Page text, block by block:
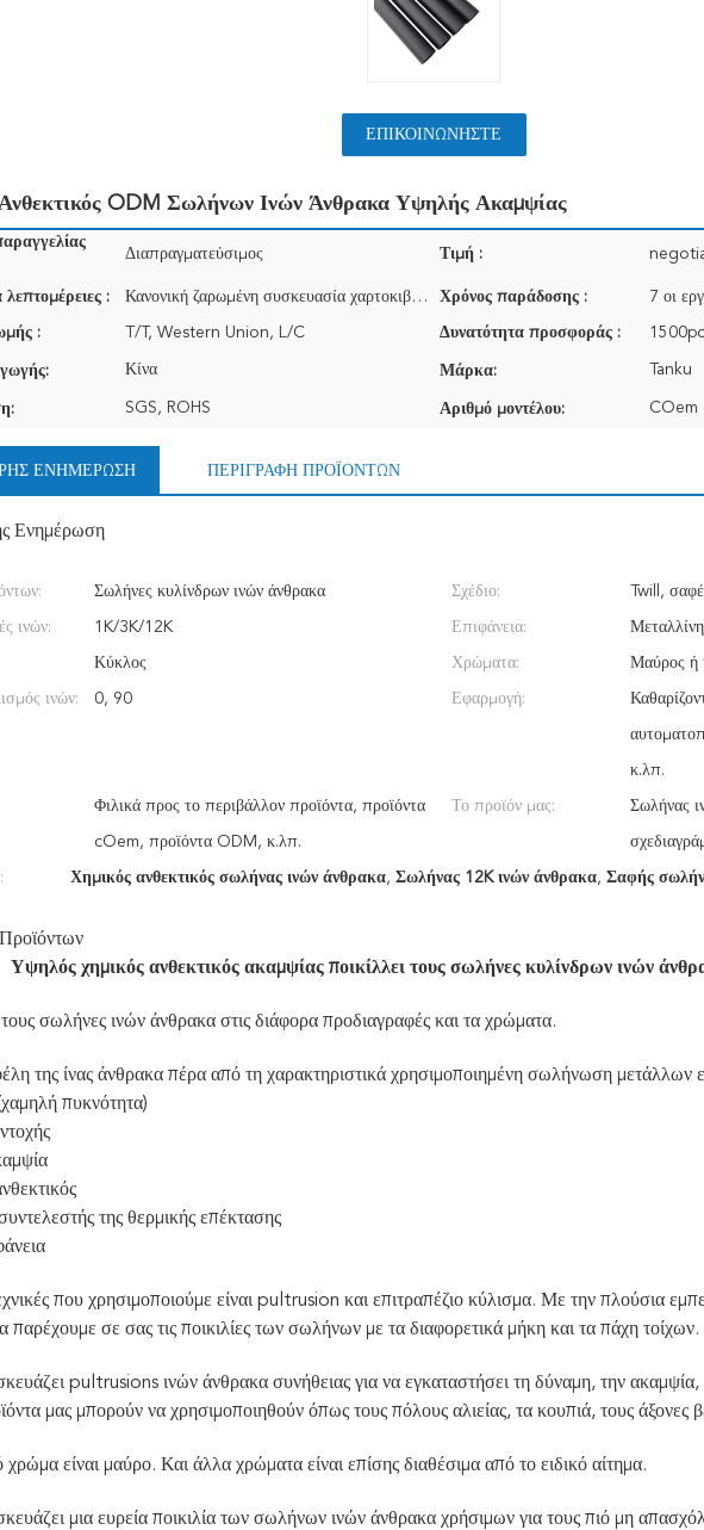
ΕΠΙΚΟΙΝΩΝΉΣΤΕ
ODM Σωλήνων Ινών Άνθρακα Υψηλής Ακαμψίας
Διαπραγματεύσιμος Τιμή :
: Κανονική ζαρωμένη συσκευασία χαρτοκιβωτίων για τη διεθνή αποστολή Χρόνος παράδοσης :
: T/T, Western Union, L/C Δυνατότητα προσφοράς :
Κίνα Μάρκα: Tanku
SGS, ROHS Αριθμό μοντέλου: COem
ΕΝΗΜΈΡΩΣΗ ΠΕΡΙΓΡΑΦΉ ΠΡΟΪΌΝΤΩΝ
Ενημέρωση
Σωλήνες κυλίνδρων ινών άνθρακα Σχέδιο: Twill,
ινών: 1K/3K/12K Επιφάνεια:
Κύκλος Χρώματα: Μαύρος ή
ινών: 0, 90 Εφαρμογή:
κ.λπ.
Φιλικά προς το περιβάλλον προϊόντα, προϊόντα
cOem, προϊόντα ODM, κ.λπ.
Το προϊόν μας: Σωλήνας
Χημικός ανθεκτικός σωλήνας ινών άνθρακα, Σωλήνας 12K ινών άνθρακα, Σαφής
Υψηλός χημικός ανθεκτικός ακαμψίας ποικίλλει τους σωλήνες κυλίνδρων ινών
σωλήνες ινών άνθρακα στις διάφορα προδιαγραφές και τα χρώματα.
της ίνας άνθρακα πέρα από τη χαρακτηριστικά χρησιμοποιημένη σωλήνωση μετάλλων
πυκνότητα)
της θερμικής επέκτασης
που χρησιμοποιούμε είναι pultrusion και επιτραπέζιο κύλισμα. Με την πλούσια
παρέχουμε σε σας τις ποικιλίες των σωλήνων με τα διαφορετικά μήκη και τα πάχη τοίχων.
pultrusions ινών άνθρακα συνήθειας για να εγκαταστήσει τη δύναμη, την ακαμψία,
μας μπορούν να χρησιμοποιηθούν όπως τους πόλους αλιείας, τα κουπιά, τους
χρώμα είναι μαύρο. Και άλλα χρώματα είναι επίσης διαθέσιμα από το ειδικό αίτημα.
μια ευρεία ποικιλία των σωλήνων ινών άνθρακα χρήσιμων για τους πιό μη